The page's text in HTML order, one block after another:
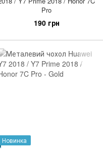
Pro
190 грн
Новинка